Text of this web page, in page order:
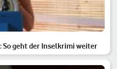
So geht der Inselkrimi weiter